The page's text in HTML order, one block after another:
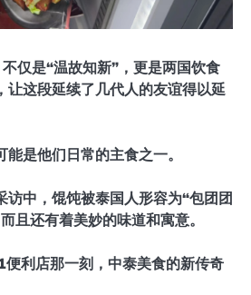
仅是“温故知新”，更是两国饮食
让这段延续了几代人的友谊得以延
是他们日常的主食之一。
访中，馄饨被泰国人形容为“包团团
且还有着美妙的味道和寓意。
利店那一刻，中泰美食的新传奇